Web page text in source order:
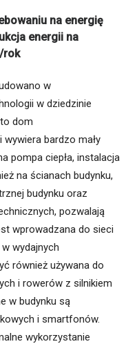
na energię
energii na
rok
w
w dziedzinie
dom
bardzo mały
pompa ciepła, instalacja
na ścianach budynku,
budynku oraz
pozwalają
wprowadzana do sieci
wydajnych
również używana do
i rowerów z silnikiem
w budynku są
i smartfonów.
wykorzystanie